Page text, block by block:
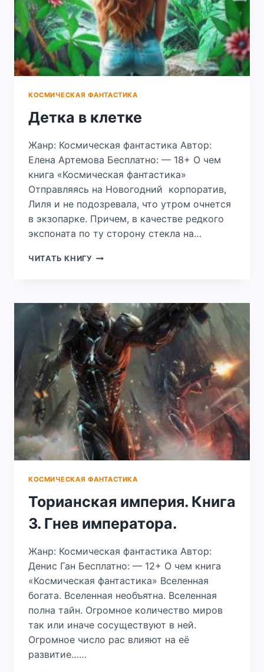
КОСМИЧЕСКАЯ ФАНТАСТИКА
Детка в клетке
Жанр: Космическая фантастика Автор:
Елена Артемова Бесплатно: — 18+ О чем
книга «Космическая фантастика»
Отправляясь на Новогодний корпоратив,
Лиля и не подозревала, что утром очнется
в экзопарке. Причем, в качестве редкого
экспоната по ту сторону стекла на…
ЧИТАТЬ КНИГУ ДЕТКА
КОСМИЧЕСКАЯ ФАНТАСТИКА
Торианская империя. Книга
3. Гнев императора.
Жанр: Космическая фантастика Автор:
Денис Ган Бесплатно: — 12+ О чем книга
«Космическая фантастика» Вселенная
богата. Вселенная необъятна. Вселенная
полна тайн. Огромное количество миров
так или иначе сосуществуют в ней.
Огромное число рас влияют на её
развитие……